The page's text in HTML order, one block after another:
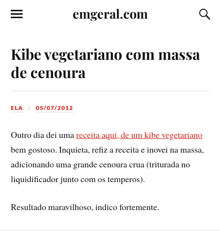
emgeral.com
Kibe vegetariano com massa
de cenoura
ELA 05/07/2012
Outro dia dei umareceita aqui, de um kibe vegetariano
bem gostoso. Inquieta, refiz a receita e inovei na massa,
adicionando uma grande cenoura crua (triturada no
liquidificador junto com os temperos).
Resultado maravilhoso, indico fortemente.